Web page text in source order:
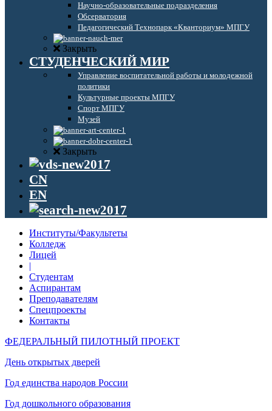
Научно-образовательные подразделения
Обсерватория
Педагогический Технопарк «Кванториум» МПГУ
Закрыть
СТУДЕНЧЕСКИЙ МИР
Управление воспитательной работы и молодежной
политики
Культурные проекты МПГУ
Спорт МПГУ
Музей
Закрыть
CN
EN
Институты/Факультеты
Колледж
Лицей
|
Студентам
Аспирантам
Преподавателям
Спецпроекты
Контакты
ФЕДЕРАЛЬНЫЙ ПИЛОТНЫЙ ПРОЕКТ
День открытых дверей
Год единства народов России
Год дошкольного образования